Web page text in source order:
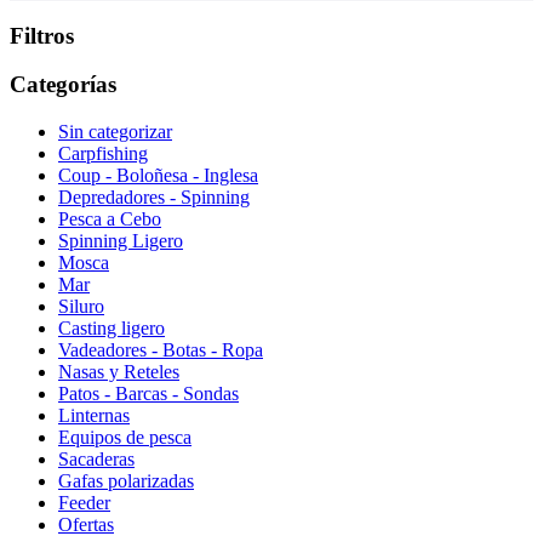
Filtros
Categorías
Sin categorizar
Carpfishing
Coup - Boloñesa - Inglesa
Depredadores - Spinning
Pesca a Cebo
Spinning Ligero
Mosca
Mar
Siluro
Casting ligero
Vadeadores - Botas - Ropa
Nasas y Reteles
Patos - Barcas - Sondas
Linternas
Equipos de pesca
Sacaderas
Gafas polarizadas
Feeder
Ofertas